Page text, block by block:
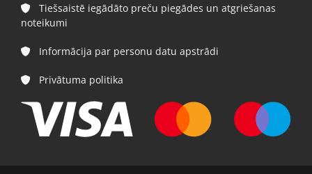

Tiešsaistē iegādāto preču piegādes un atgriešanas
noteikumi
 Informācija par personu datu apstrādi
 Privātuma politika